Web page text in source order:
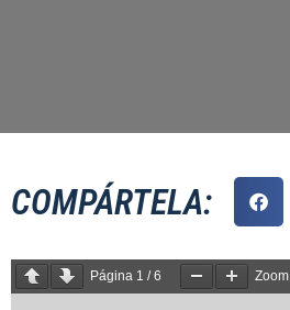
COMPÁRTELA:
Página 1 /6 Zoom